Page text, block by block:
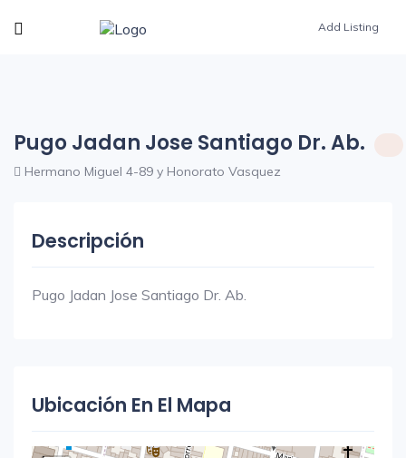
Add Listing
Pugo Jadan Jose Santiago Dr. Ab.
Hermano Miguel 4-89 y Honorato Vasquez
Descripción
Pugo Jadan Jose Santiago Dr. Ab.
Ubicación En El Mapa